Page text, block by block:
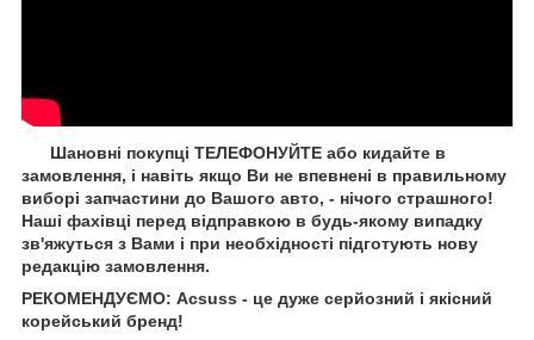
Шановні покупці ТЕЛЕФОНУЙТЕ або кидайте в
замовлення, і навіть якщо Ви не впевнені в правильному
виборі запчастини до Вашого авто, - нічого страшного!
Наші фахівці перед відправкою в будь-якому випадку
зв'яжуться з Вами і при необхідності підготують нову
редакцію замовлення.
РЕКОМЕНДУЄМО: Acsuss - це дуже серйозний і якісний
корейський бренд!